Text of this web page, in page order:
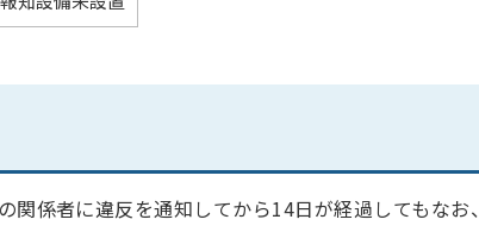
係者に違反を通知してから14日が経過してもなお、